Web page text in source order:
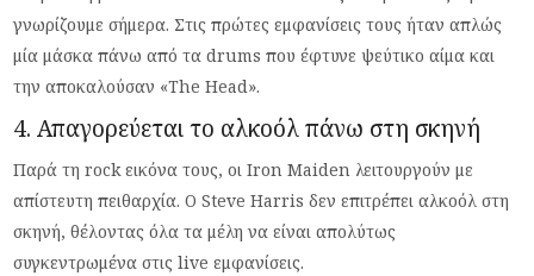
γνωρίζουμε σήμερα. Στις πρώτες εμφανίσεις τους ήταν απλώς
μία μάσκα πάνω από τα drums που έφτυνε ψεύτικο αίμα και
την αποκαλούσαν «The Head».
4. Απαγορεύεται το αλκοόλ πάνω στη σκηνή
Παρά τη rock εικόνα τους, οι Iron Maiden λειτουργούν με
απίστευτη πειθαρχία. Ο Steve Harris δεν επιτρέπει αλκοόλ στη
σκηνή, θέλοντας όλα τα μέλη να είναι απολύτως
συγκεντρωμένα στις live εμφανίσεις.